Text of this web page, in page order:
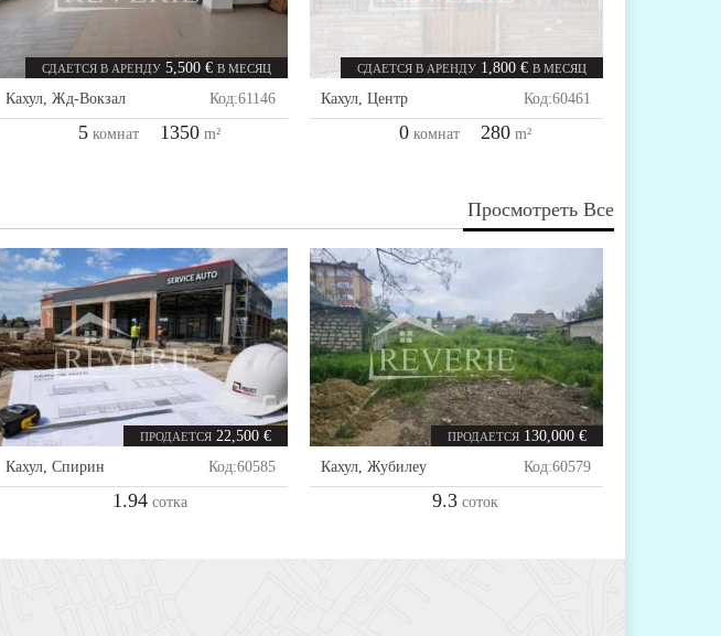
СДАЕТСЯ В АРЕНДУ 5,500 € В МЕСЯЦ
Кахул,Жд-Вокзал Код:61146
5 комнат 1350 m²
СДАЕТСЯ В АРЕНДУ 1,800 € В МЕСЯЦ
Кахул,Центр Код:60461
0комнат 280m²
Просмотреть Все
ПРОДАЕТСЯ 22,500 €
Кахул,Спирин Код:60585
1.94сотка
ПРОДАЕТСЯ 130,000 €
Кахул,Жубилеу Код:60579
9.3соток